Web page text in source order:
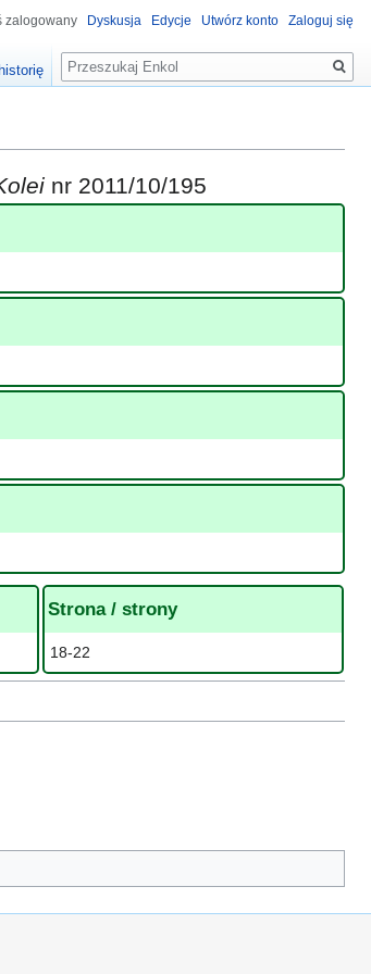
nr 2011/10/195
Strona / strony
18-22
zalogowany Dyskusja Edycje Utwórz konto Zaloguj się
Szukaj